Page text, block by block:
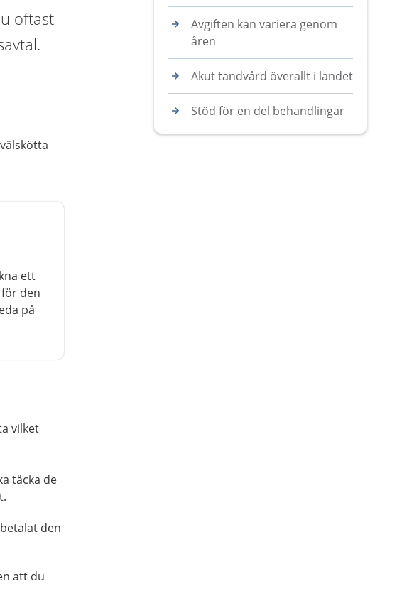
oftast
ett
den
på
vilket
täcka de
den
att du
Avgiften kan variera genom
åren
Akut tandvård överallt i landet
Stöd för en del behandlingar